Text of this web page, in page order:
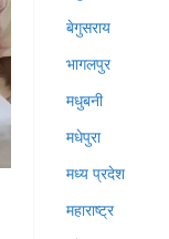
बेगुसराय
भागलपुर
मधुबनी
मधेपुरा
मध्य प्रदेश
महाराष्ट्र